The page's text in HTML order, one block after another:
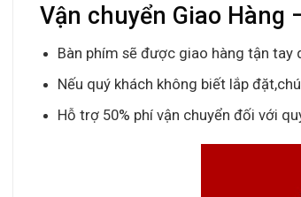
Vận chuyển Giao Hàng
Bàn phím sẽ được giao hàng tận
Nếu quý khách không biết lắp
Hỗ trợ 50% phí vận chuyển đối với